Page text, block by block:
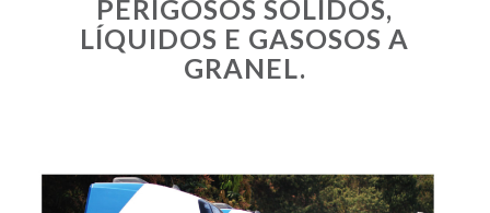
PERIGOSOS SÓLIDOS,
LÍQUIDOS E GASOSOS A
GRANEL.